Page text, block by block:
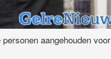
aangehouden voor